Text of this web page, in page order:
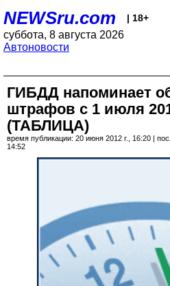
NEWSru.com | 18+
суббота, 8 августа 2026
Автоновости
ГИБДД напоминает
штрафов с 1 июля
(ТАБЛИЦА)
время публикации: 20 июня 2012 г., 16:20 |
14:52